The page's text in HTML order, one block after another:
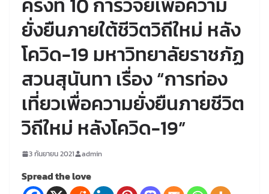
ยั่งยืนภายใต้ชีวิตวิถีใหม่ หลัง
โควิด-19 มหาวิทยาลัยราชภัฏ
สวนสุนันทา เรื่อง “การท่อง
เที่ยวเพื่อความยั่งยืนภายชีวิต
วิถีใหม่ หลังโควิด-19”
3 กันยายน 2021 admin
Spread the love